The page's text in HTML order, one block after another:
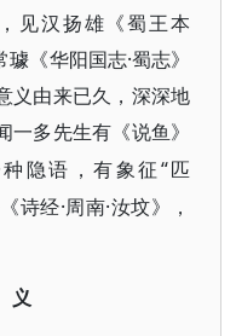
见汉扬雄《蜀王本
《华阳国志·蜀志》
义由来已久，深深地
多先生有《说鱼》
隐语，有象征“匹
诗经·周南·汝坟》，